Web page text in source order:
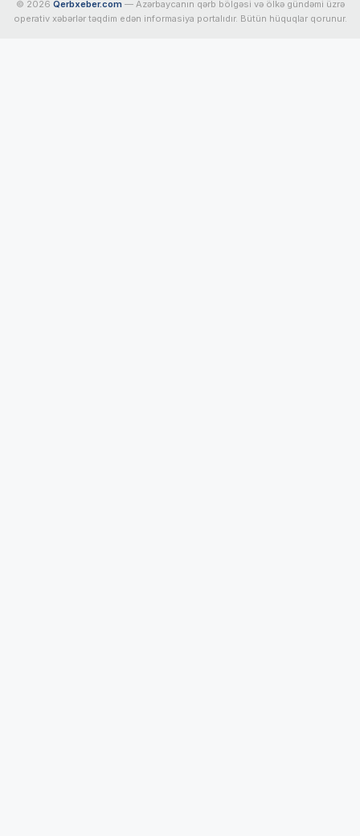
© 2026 Qerbxeber.com — Azərbaycanın qərb bölgəsi və ölkə gündəmi üzrə
operativ xəbərlər təqdim edən informasiya portalıdır. Bütün hüquqlar qorunur.